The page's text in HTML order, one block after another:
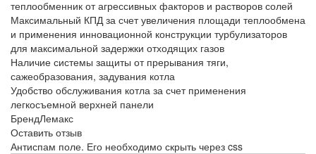
теплообменник от агрессивных факторов и растворов солей
Максимальный КПД за счет увеличения площади теплообмена
и применения инновационной конструкции турбулизаторов
для максимальной задержки отходящих газов
Наличие системы защиты от прерывания тяги,
сажеобразования, задувания котла
Удобство обслуживания котла за счет применения
легкосъемной верхней панели
БрендЛемакс
Оставить отзыв
Антиспам поле. Его необходимо скрыть через css